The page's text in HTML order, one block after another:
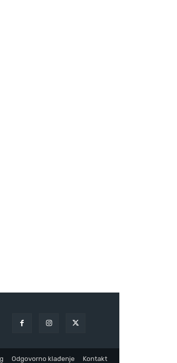
Odgovorno klađenje Kontakt